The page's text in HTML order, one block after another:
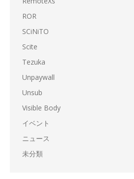
ROR
SCiNiTO
Scite
Tezuka
Unpaywall
Unsub
Visible Body
イベント
ニュース
未分類